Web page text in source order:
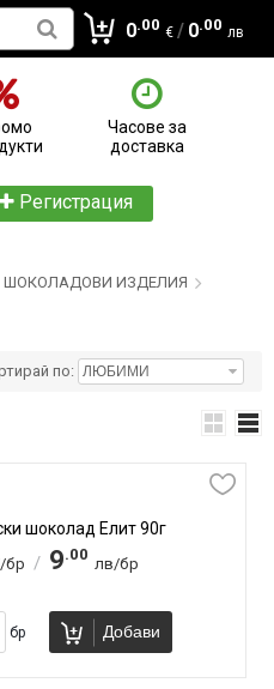
0.00 € / 0.00 лв
Часове за
доставка
Регистрация
ШОКОЛАДОВИ ИЗДЕЛИЯ
по:
шоколад Елит 90г
бр / 9.00
лв/бр
бр Добави